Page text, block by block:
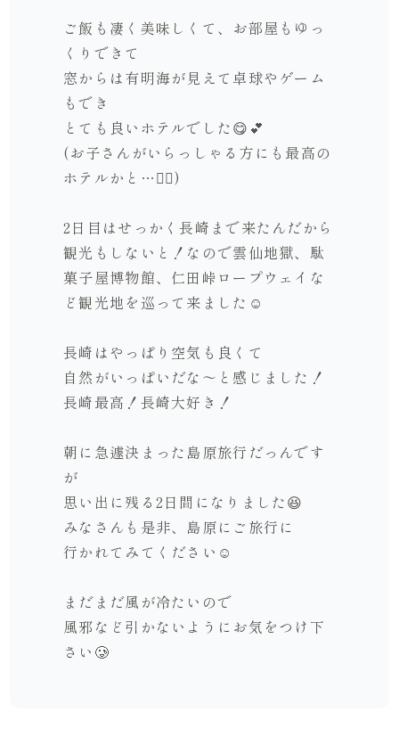
ご飯も凄く美味しくて、お部屋もゆっ
くりできて
窓からは有明海が見えて卓球やゲーム
もでき
とても良いホテルでした😋💕
(お子さんがいらっしゃる方にも 最高の
ホテルかと …👍🏻)
2 日目はせっかく長崎まで来たんだから
観光もしないと！なので雲仙地獄、駄
菓子屋博物館、仁田峠ロープウェイ な
ど観光地を巡って来ました ☺️
長崎はやっぱり空気も良くて
自然がいっぱいだな〜と 感じました！
長崎最高！長崎大好き！
朝に急遽決まった島原旅行だっんです
が
思い出に残る 2 日間になりました😆
みなさんも是非、島原にご旅行に
行かれてみてください ☺️
まだまだ風が冷たいので
風邪など引かないようにお気をつけ下
さい 🥲